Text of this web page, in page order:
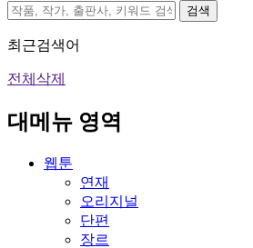
검색
최근검색어
전체삭제
대메뉴 영역
웹툰
연재
오리지널
단편
장르